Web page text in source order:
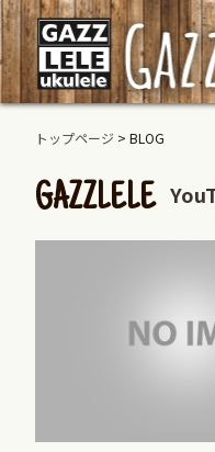
トップページ > BLOG
GAZZLELE